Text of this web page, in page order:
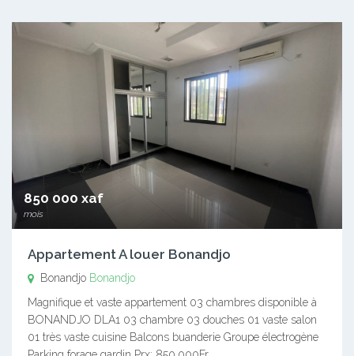
850 000 xaf
mois
Appartement A louer Bonandjo
Bonandjo Bonandjo
Magnifique et vaste appartement 03 chambres disponible à
BONANDJO DLA1 03 chambre 03 douches 01 vaste salon
01 très vaste cuisine Balcons buanderie Groupe électrogène